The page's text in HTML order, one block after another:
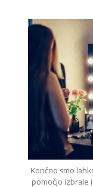
Končno smo
pomočjo izbrale